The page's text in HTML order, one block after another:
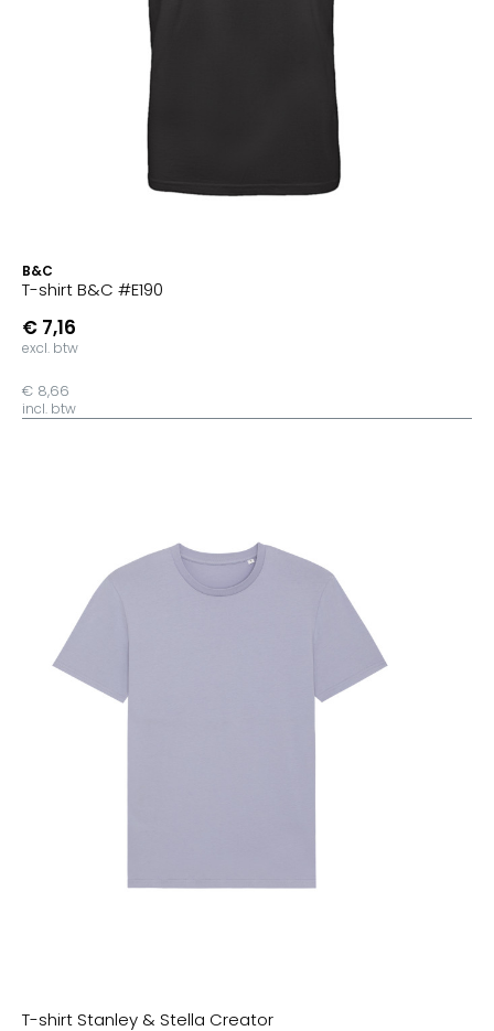
B&C
T-shirt B&C #E190
€ 7,16
excl. btw
€ 8,66
incl. btw
T-shirt Stanley & Stella Creator